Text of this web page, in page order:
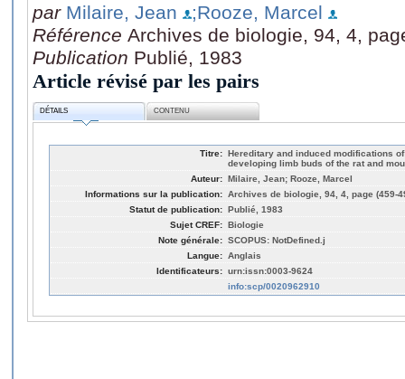
par Milaire, Jean
;Rooze, Marcel
Référence Archives de biologie, 94, 4,
Publication Publié, 1983
Article révisé par les pairs
DÉTAILS CONTENU
Titre: Hereditary and induced modifications
developing limb buds of the rat and
Auteur: Milaire, Jean; Rooze, Marcel
Informations sur la publication: Archives de biologie, 94, 4, page (459-
Statut de publication: Publié, 1983
Sujet CREF: Biologie
Note générale: SCOPUS: NotDefined.j
Langue: Anglais
Identificateurs: urn:issn:0003-9624
info:scp/0020962910